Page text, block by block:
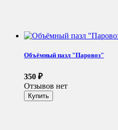
Объёмный пазл "Паровоз"
350 ₽
Отзывов нет